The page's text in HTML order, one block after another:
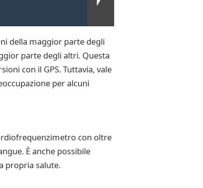
della maggior parte degli
parte degli altri. Questa
con il GPS. Tuttavia, vale
per alcuni
con oltre
È anche possibile
propria salute.